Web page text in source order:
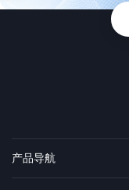
产品导航